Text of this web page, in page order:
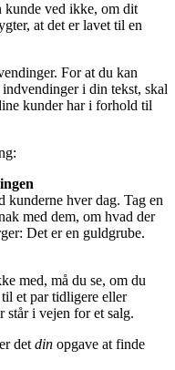
ved ikke, om dit
at det er lavet til en
For at du kan
i din tekst, skal
kunder har i forhold til
kunderne hver dag. Tag en
med dem, om hvad der
Det er en guldgrube.
med, må du se, om du
et par tidligere eller
står i vejen for et salg.
det din opgave at finde